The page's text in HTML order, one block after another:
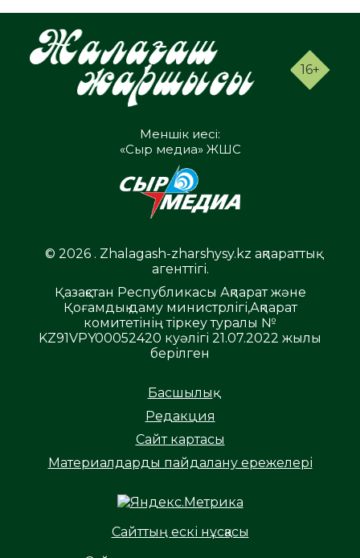
16+
Меншік иесі:
«Сыр медиа» ЖШС
© 2026 . Zhalagash-zharshysy.kz ақпараттық
агенттігі.
Қазақстан Республикасы Ақпарат және
Қоғамдық даму министрлігі,Ақпарат
комитетінің тіркеу туралы №
KZ91VPY00052420 куәлігі 21.07.2022 жылы
берілген
Басшылық
Редакция
Сайт картасы
Материалдарды пайдалану ережелері
Сайттың ескі нұсқасы